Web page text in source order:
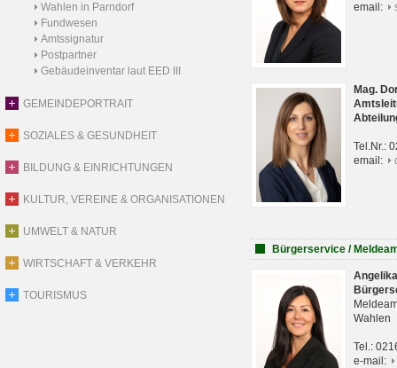
Wahlen in Parndorf
Fundwesen
Amtssignatur
Postpartner
Gebäudeinventar laut EED III
GEMEINDEPORTRAIT
SOZIALES & GESUNDHEIT
BILDUNG & EINRICHTUNGEN
KULTUR, VEREINE & ORGANISATIONEN
UMWELT & NATUR
WIRTSCHAFT & VERKEHR
TOURISMUS
email:
Mag.
Tel.Nr.:
email:
Bürgerservice /
Wahlen
Tel.:
e-mail: